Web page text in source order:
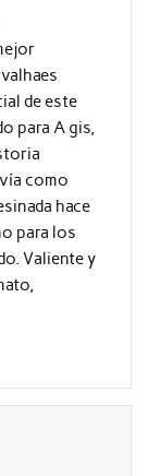
de este
para A gis,
como
hace
para los
Valiente y